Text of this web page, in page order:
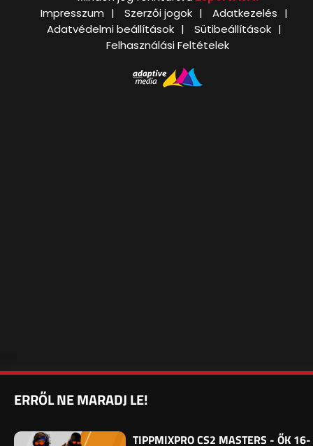
Impresszum
Szerzői jogok
Adatkezelés
Adatvédelmi beállítások
Sütibeállítások
Felhasználási Feltételek
ERRŐL NE MARADJ LE!
TIPPMIXPRO CS2 MASTERS - ŐK 16-